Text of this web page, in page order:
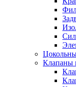
Клапаны